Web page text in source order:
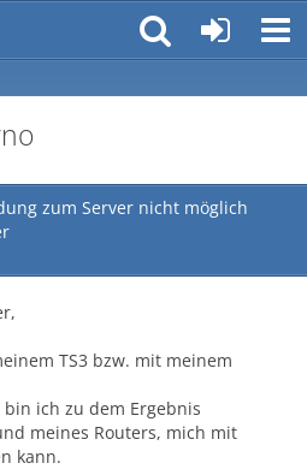
zum Server nicht möglich
TS3 bzw. mit meinem
ich zu dem Ergebnis
meines Routers, mich mit
kann.